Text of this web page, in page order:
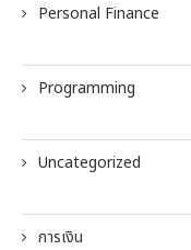
Personal Finance
Programming
Uncategorized
การเงิน